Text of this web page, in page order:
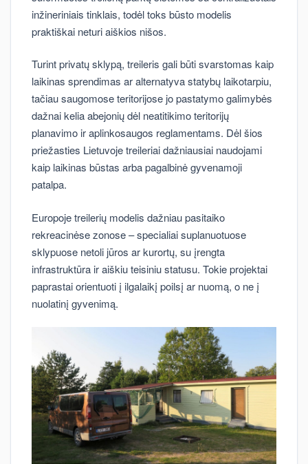
inžineriniais tinklais, todėl toks būsto modelis
praktiškai neturi aiškios nišos.
Turint privatų sklypą, treileris gali būti svarstomas kaip
laikinas sprendimas ar alternatyva statybų laikotarpiu,
tačiau saugomose teritorijose jo pastatymo galimybės
dažnai kelia abejonių dėl neatitikimo teritorijų
planavimo ir aplinkosaugos reglamentams. Dėl šios
priežasties Lietuvoje treileriai dažniausiai naudojami
kaip laikinas būstas arba pagalbinė gyvenamoji
patalpa.
Europoje treilerių modelis dažniau pasitaiko
rekreacinėse zonose – specialiai suplanuotuose
sklypuose netoli jūros ar kurortų, su įrengta
infrastruktūra ir aiškiu teisiniu statusu. Tokie projektai
paprastai orientuoti į ilgalaikį poilsį ar nuomą, o ne į
nuolatinį gyvenimą.